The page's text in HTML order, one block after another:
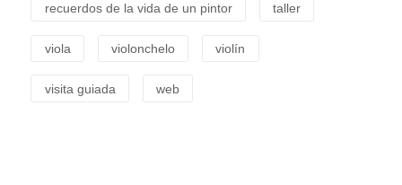
recuerdos de la vida de un pintor taller
viola violonchelo violín
visita guiada web